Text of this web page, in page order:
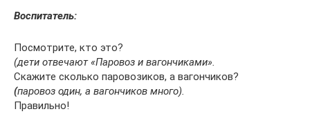
Воспитатель:
Посмотрите, кто это?
(дети отвечают «Паровоз и вагончиками».
Скажите сколько паровозиков, а вагончиков?
(паровоз один, а вагончиков много).
Правильно!